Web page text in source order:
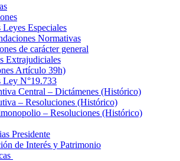
Especiales
Normativas
de carácter general
Extrajudiciales
Artículo 39h)
Ley N°19.733
Central – Dictámenes (Histórico)
– Resoluciones (Histórico)
– Resoluciones (Histórico)
Presidente
de Interés y Patrimonio